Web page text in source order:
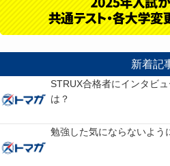
新着記
STRUX合格者にインタビ
は？
勉強した気にならないよう